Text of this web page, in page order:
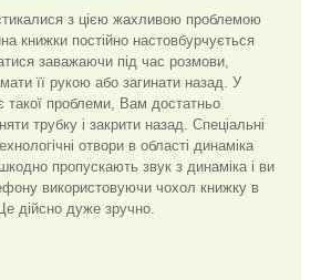
з цією жахливою проблемою
книжки постійно настовбурчується
заважаючи під час розмови,
її рукою або загинати назад. У
такої проблеми, Вам достатньо
трубку і закрити назад. Спеціальні
отвори в області динаміка
пропускають звук з динаміка і ви
використовуючи чохол книжку в
дійсно дуже зручно.